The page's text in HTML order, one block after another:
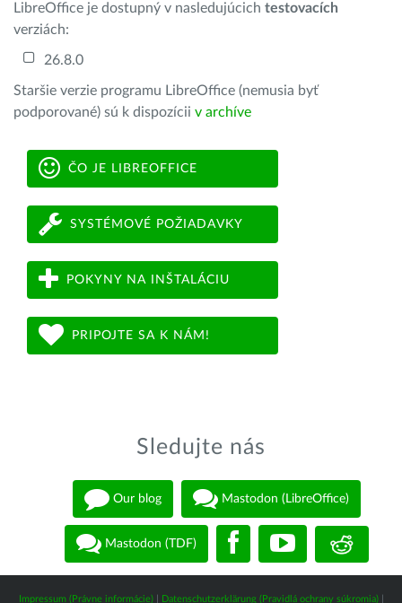
LibreOffice je dostupný v nasledujúcich testovacích
verziách:
26.8.0
Staršie verzie programu LibreOffice (nemusia byť
podporované) sú k dispozícii v archíve
ČO JE LIBREOFFICE
SYSTÉMOVÉ POŽIADAVKY
POKYNY NA INŠTALÁCIU
PRIPOJTE SA K NÁM!
Sledujte nás
Our blog Mastodon (LibreOffice)
Mastodon (TDF)
Impressum (Právne informácie)| Datenschutzerklärung (Pravidlá ochrany súkromia)|